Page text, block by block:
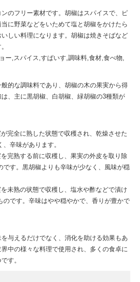
のフリー素材です。胡椒はスパイスで、ピ
に野菜などをいためて塩と胡椒をかけたら
しい料理になります。胡椒は焼きそばなど
ー,スパイス,すぱいす,調味料,食材,食べ物,
的な調味料であり、胡椒の木の果実から得
、主に黒胡椒、白胡椒、緑胡椒の3種類が
完全に熟した状態で収穫され、乾燥させた
辛味があります。
完熟する前に収穫し、果実の外皮を取り除
です。黒胡椒よりも辛味が少なく、風味が穏
未熟の状態で収穫し、塩水や酢などで漬け
のです。辛味はやや穏やかで、香りが豊かで
与えるだけでなく、消化を助ける効果もあ
中の様々な料理で使用され、多くの食卓に
す。